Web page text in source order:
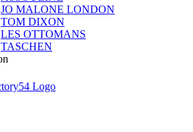
JO MALONE LONDON
TOM DIXON
LES OTTOMANS
TASCHEN